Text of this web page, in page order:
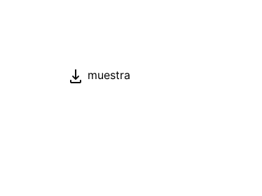
muestra